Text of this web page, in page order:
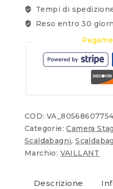
Tempi di
Reso entro 30
COD:
Categorie:Camera
Scaldabagni,
Marchio: VAILLANT
Descrizione